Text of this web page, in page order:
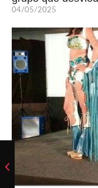
04/05/2025